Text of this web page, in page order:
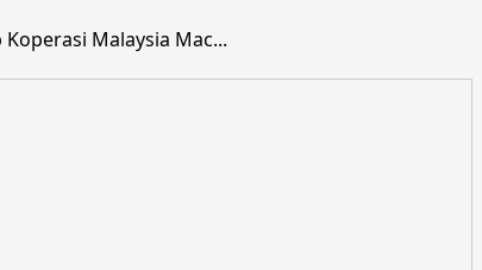
Malaysia Mac...